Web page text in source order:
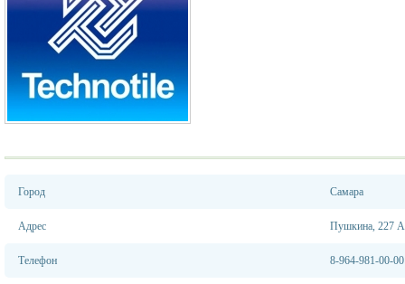
Город Самара
Адрес Пушкина, 227 А
Телефон 8-964-981-00-00